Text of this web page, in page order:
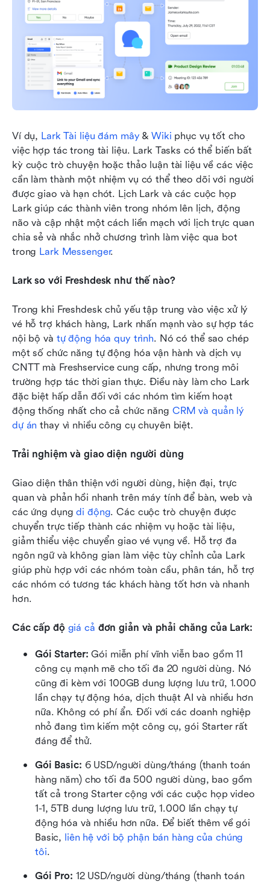
Ví dụ, Lark Tài liệu đám mây & Wiki phục vụ tốt cho
việc hợp tác trong tài liệu. Lark Tasks có thể biến bất
kỳ cuộc trò chuyện hoặc thảo luận tài liệu về các việc
cần làm thành một nhiệm vụ có thể theo dõi với người
được giao và hạn chót. Lịch Lark và các cuộc họp
Lark giúp các thành viên trong nhóm lên lịch, động
não và cập nhật một cách liền mạch với lịch trực quan
chia sẻ và nhắc nhở chương trình làm việc qua bot
trong Lark Messenger.
Lark so với Freshdesk như thế nào?
Trong khi Freshdesk chủ yếu tập trung vào việc xử lý
vé hỗ trợ khách hàng, Lark nhấn mạnh vào sự hợp tác
nội bộ và tự động hóa quy trình. Nó có thể sao chép
một số chức năng tự động hóa vận hành và dịch vụ
CNTT mà Freshservice cung cấp, nhưng trong môi
trường hợp tác thời gian thực. Điều này làm cho Lark
đặc biệt hấp dẫn đối với các nhóm tìm kiếm hoạt
động thống nhất cho cả chức năng CRM và quản lý
dự án thay vì nhiều công cụ chuyên biệt.
Trải nghiệm và giao diện người dùng
Giao diện thân thiện với người dùng, hiện đại, trực
quan và phản hồi nhanh trên máy tính để bàn, web và
các ứng dụng di động. Các cuộc trò chuyện được
chuyển trực tiếp thành các nhiệm vụ hoặc tài liệu,
giảm thiểu việc chuyển giao vé vụng về. Hỗ trợ đa
ngôn ngữ và không gian làm việc tùy chỉnh của Lark
giúp phù hợp với các nhóm toàn cầu, phân tán, hỗ trợ
các nhóm có tương tác khách hàng tốt hơn và nhanh
hơn.
Các cấp độ giá cả đơn giản và phải chăng của Lark:
Gói Starter: Gói miễn phí vĩnh viễn bao gồm 11
công cụ mạnh mẽ cho tối đa 20 người dùng. Nó
cũng đi kèm với 100GB dung lượng lưu trữ, 1.000
lần chạy tự động hóa, dịch thuật AI và nhiều hơn
nữa. Không có phí ẩn. Đối với các doanh nghiệp
nhỏ đang tìm kiếm một công cụ, gói Starter rất
đáng để thử.
Gói Basic: 6 USD/người dùng/tháng (thanh toán
hàng năm) cho tối đa 500 người dùng, bao gồm
tất cả trong Starter cộng với các cuộc họp video
1-1, 5TB dung lượng lưu trữ, 1.000 lần chạy tự
động hóa và nhiều hơn nữa. Để biết thêm về gói
Basic, liên hệ với bộ phận bán hàng của chúng
tôi.
Gói Pro: 12 USD/người dùng/tháng (thanh toán